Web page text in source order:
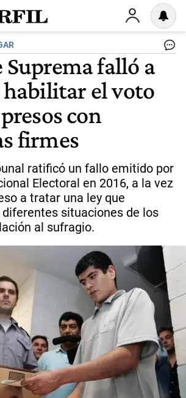
Suprema falló a
habilitar el voto
con
firmes
ratificó un fallo emitido por
Electoral en 2016, a la vez
a tratar una ley que
situaciones de los
al sufragio.